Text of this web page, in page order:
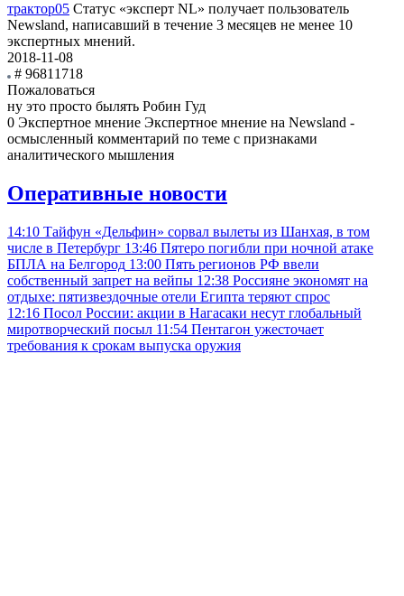
трактор05 Статус «эксперт NL» получает пользователь
Newsland, написавший в течение 3 месяцев не менее 10
экспертных мнений.
2018-11-08
# 96811718
Пожаловаться
ну это просто былять Робин Гуд
0 Экспертное мнение Экспертное мнение на Newsland -
осмысленный комментарий по теме с признаками
аналитического мышления
Оперативные новости
14:10 Тайфун «Дельфин» сорвал вылеты из Шанхая, в том
числе в Петербург 13:46 Пятеро погибли при ночной атаке
БПЛА на Белгород 13:00 Пять регионов РФ ввели
собственный запрет на вейпы 12:38 Россияне экономят на
отдыхе: пятизвездочные отели Египта теряют спрос
12:16 Посол России: акции в Нагасаки несут глобальный
миротворческий посыл 11:54 Пентагон ужесточает
требования к срокам выпуска оружия